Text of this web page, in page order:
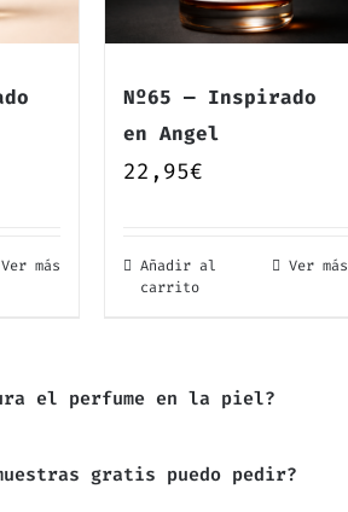
Ver más
Nº65 — Inspirado
en Angel
22,95€
Añadir al
carrito
Ver más
el perfume en la piel?
gratis puedo pedir?